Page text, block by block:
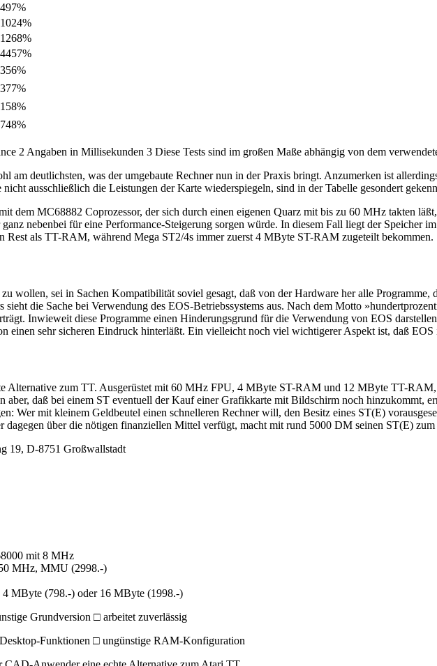
497%
1024%
1268%
4457%
356%
377%
158%
748%
2 Angaben in Millisekunden 3 Diese Tests sind im großen Maße abhängig von dem
am deutlichsten, was der umgebaute Rechner nun in der Praxis bringt. Anzumerken ist
ausschließlich die Leistungen der Karte wiederspiegeln, sind in der Tabelle gesondert
dem MC68882 Coprozessor, der sich durch einen eigenen Quarz mit bis zu 60 MHz takten
nebenbei für eine Performance-Steigerung sorgen würde. In diesem Fall liegt der Speicher
Rest als TT-RAM, während Mega ST2/4s immer zuerst 4 MByte ST-RAM zugeteilt bekommen.
wollen, sei in Sachen Kompatibilität soviel gesagt, daß von der Hardware her alle
sieht die Sache bei Verwendung des EOS-Betriebssystems aus. Nach dem Motto
Inwieweit diese Programme einen Hinderungsgrund für die Verwendung von EOS
einen sehr sicheren Eindruck hinterläßt. Ein vielleicht noch viel wichtigerer Aspekt ist, daß
Alternative zum TT. Ausgerüstet mit 60 MHz FPU, 4 MByte ST-RAM und 12 MByte TT-
aber, daß bei einem ST eventuell der Kauf einer Grafikkarte mit Bildschirm noch hinzukommt,
Wer mit kleinem Geldbeutel einen schnelleren Rechner will, den Besitz eines ST(E)
dagegen über die nötigen finanziellen Mittel verfügt, macht mit rund 5000 DM seinen ST(E)
19, D-8751 Großwallstadt
mit 8 MHz
MHz, MMU (2998.-)
MByte (798.-) oder 16 MByte (1998.-)
Grundversion □ arbeitet zuverlässig
Funktionen □ ungünstige RAM-Konfiguration